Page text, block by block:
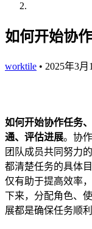
如何开始协
worktile • 2025年3
如何开始协作任务
通、评估进展。协
团队成员共同努力
都清楚任务的具体
仅有助于提高效率
下来，分配角色、
展都是确保任务顺